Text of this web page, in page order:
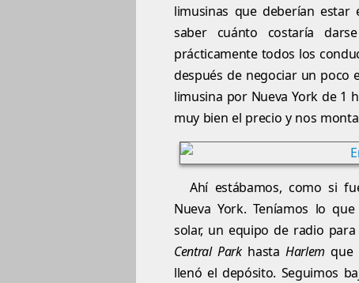
limusinas que deberían
saber cuánto costaría
prácticamente todos los
después de negociar un poco
limusina por Nueva York de 1
muy bien el precio y nos
Ahí estábamos, como si
Nueva York. Teníamos lo
solar, un equipo de radio
Central Parkhasta Harlem que
llenó el depósito. Seguimos